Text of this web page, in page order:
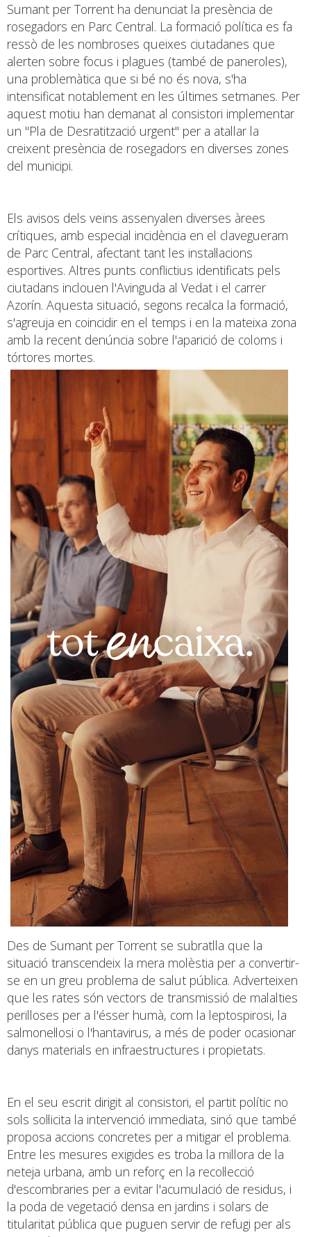
Sumant per Torrent ha denunciat la presència de
rosegadors en Parc Central. La formació política es fa
ressò de les nombroses queixes ciutadanes que
alerten sobre focus i plagues (també de paneroles),
una problemàtica que si bé no és nova, s'ha
intensificat notablement en les últimes setmanes. Per
aquest motiu han demanat al consistori implementar
un "Pla de Desratització urgent" per a atallar la
creixent presència de rosegadors en diverses zones
del municipi.
Els avisos dels veïns assenyalen diverses àrees
crítiques, amb especial incidència en el clavegueram
de Parc Central, afectant tant les instal·lacions
esportives. Altres punts conflictius identificats pels
ciutadans inclouen l'Avinguda al Vedat i el carrer
Azorín. Aquesta situació, segons recalca la formació,
s'agreuja en coincidir en el temps i en la mateixa zona
amb la recent denúncia sobre l'aparició de coloms i
tórtores mortes.
Des de Sumant per Torrent se subratlla que la
situació transcendeix la mera molèstia per a convertir-
se en un greu problema de salut pública. Adverteixen
que les rates són vectors de transmissió de malalties
perilloses per a l'ésser humà, com la leptospirosi, la
salmonel·losi o l'hantavirus, a més de poder ocasionar
danys materials en infraestructures i propietats.
En el seu escrit dirigit al consistori, el partit polític no
sols sol·licita la intervenció immediata, sinó que també
proposa accions concretes per a mitigar el problema.
Entre les mesures exigides es troba la millora de la
neteja urbana, amb un reforç en la recol·lecció
d'escombraries per a evitar l'acumulació de residus, i
la poda de vegetació densa en jardins i solars de
titularitat pública que puguen servir de refugi per als